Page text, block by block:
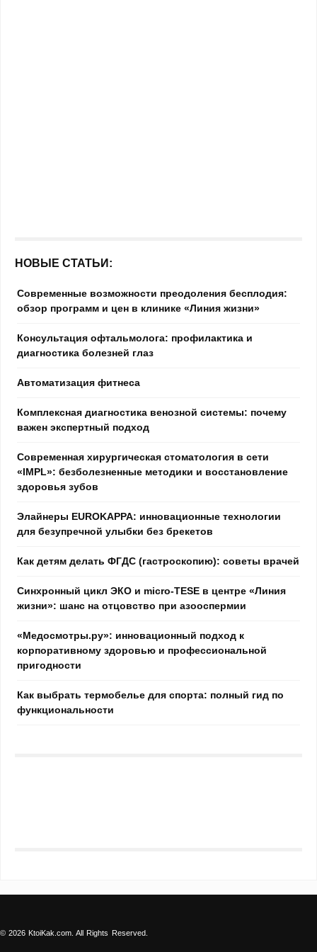
НОВЫЕ СТАТЬИ:
Современные возможности преодоления бесплодия:
обзор программ и цен в клинике «Линия жизни»
Консультация офтальмолога: профилактика и
диагностика болезней глаз
Автоматизация фитнеса
Комплексная диагностика венозной системы: почему
важен экспертный подход
Современная хирургическая стоматология в сети
«IMPL»: безболезненные методики и восстановление
здоровья зубов
Элайнеры EUROKAPPA: инновационные технологии
для безупречной улыбки без брекетов
Как детям делать ФГДС (гастроскопию): советы врачей
Синхронный цикл ЭКО и micro-TESE в центре «Линия
жизни»: шанс на отцовство при азооспермии
«Медосмотры.ру»: инновационный подход к
корпоративному здоровью и профессиональной
пригодности
Как выбрать термобелье для спорта: полный гид по
функциональности
© 2026 KtoiKak.com. All Rights Reserved.